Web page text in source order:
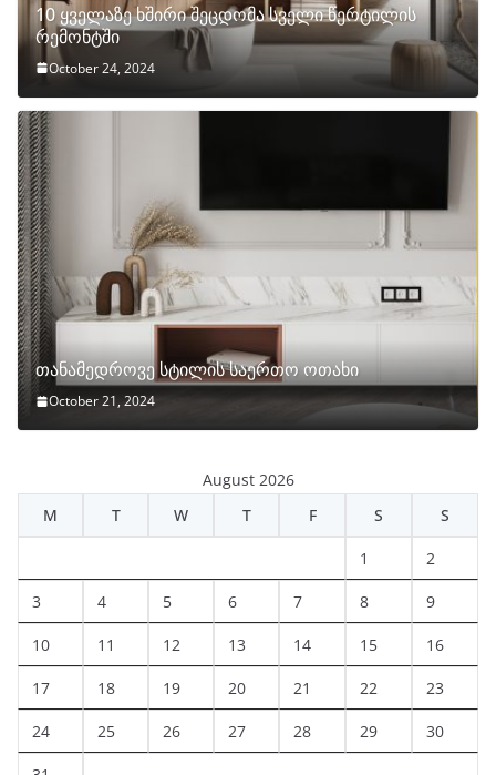
10 ყველაზე ხშირი შეცდომა სველი წერტილის
რემონტში
October 24, 2024
თანამედროვე სტილის საერთო ოთახი
October 21, 2024
August 2026
M
T W T F S S
1 2
3 4 5 6 7 8 9
10 11 12 13 14 15 16
17 18 19 20 21 22 23
24 25 26 27 28 29 30